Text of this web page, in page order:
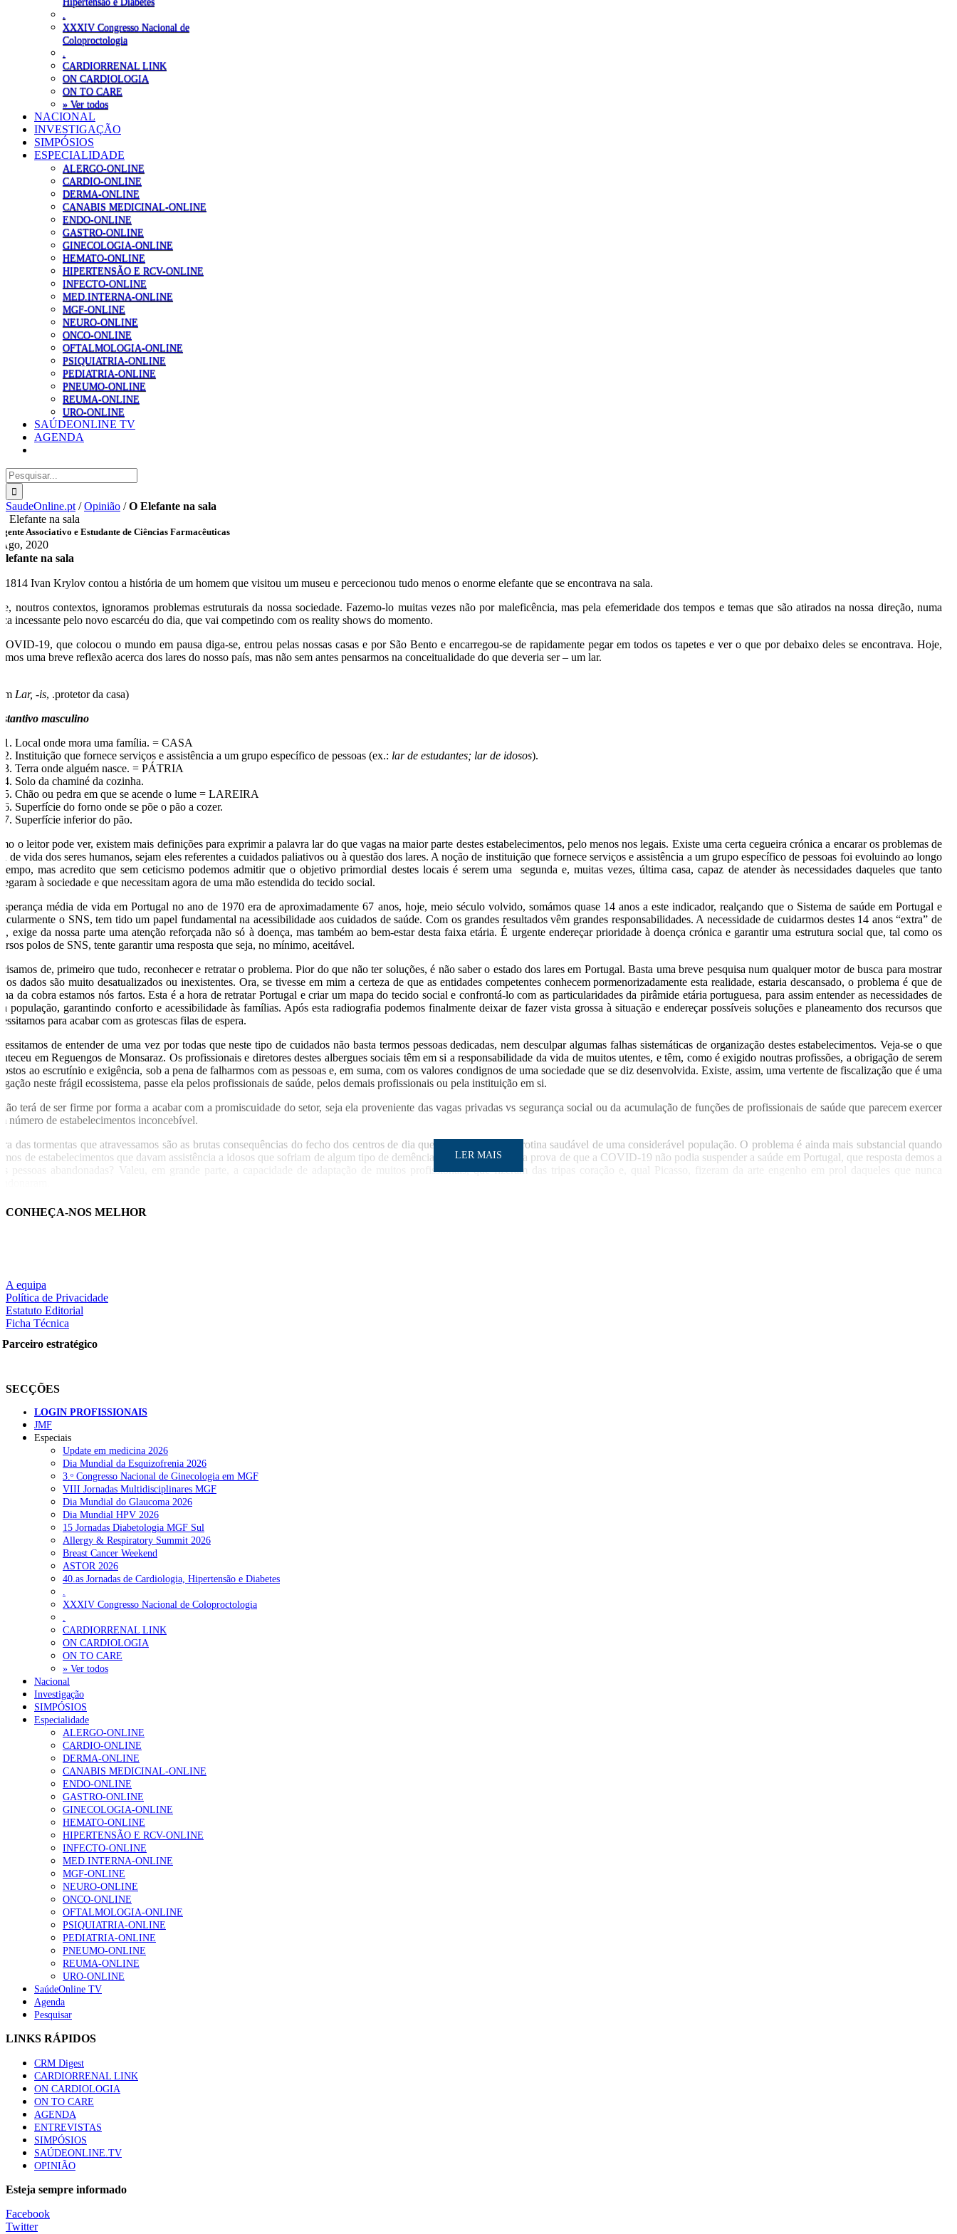
XXXIV Congresso Nacional de
Coloproctologia
CARDIORRENAL LINK
ON CARDIOLOGIA
ON TO CARE
» Ver todos
NACIONAL
INVESTIGAÇÃO
SIMPÓSIOS
ESPECIALIDADE
ALERGO-ONLINE
CARDIO-ONLINE
DERMA-ONLINE
CANABIS MEDICINAL-ONLINE
ENDO-ONLINE
GASTRO-ONLINE
GINECOLOGIA-ONLINE
HEMATO-ONLINE
HIPERTENSÃO E RCV-ONLINE
INFECTO-ONLINE
MED.INTERNA-ONLINE
MGF-ONLINE
NEURO-ONLINE
ONCO-ONLINE
OFTALMOLOGIA-ONLINE
PSIQUIATRIA-ONLINE
PEDIATRIA-ONLINE
PNEUMO-ONLINE
REUMA-ONLINE
URO-ONLINE
SAÚDEONLINE TV
AGENDA
Pesquisar
SaudeOnline.pt /Opinião /O Elefante na sala
Associativo e Estudante de Ciências Farmacêuticas
2020
na sala
1814 Ivan Krylov contou a história de um homem que visitou um museu e percecionou tudo menos o enorme elefante que se encontrava na sala.
noutros contextos, ignoramos problemas estruturais da nossa sociedade. Fazemo-lo muitas vezes não por maleficência, mas pela efemeridade dos tempos e temas que são atirados na nossa direção, numa
incessante pelo novo escarcéu do dia, que vai competindo com os reality shows do momento.
19, que colocou o mundo em pausa diga-se, entrou pelas nossas casas e por São Bento e encarregou-se de rapidamente pegar em todos os tapetes e ver o que por debaixo deles se encontrava. Hoje,
uma breve reflexão acerca dos lares do nosso país, mas não sem antes pensarmos na conceitualidade do que deveria ser – um lar.
Lar, -is, .protetor da casa)
masculino
Local onde mora uma família. = CASA
Instituição que fornece serviços e assistência a um grupo específico de pessoas (ex.: lar de estudantes; lar de idosos).
Terra onde alguém nasce. = PÁTRIA
Solo da chaminé da cozinha.
Chão ou pedra em que se acende o lume = LAREIRA
Superfície do forno onde se põe o pão a cozer.
Superfície inferior do pão.
o leitor pode ver, existem mais definições para exprimir a palavra lar do que vagas na maior parte destes estabelecimentos, pelo menos nos legais. Existe uma certa cegueira crónica a encarar os problemas de
de vida dos seres humanos, sejam eles referentes a cuidados paliativos ou à questão dos lares. A noção de instituição que fornece serviços e assistência a um grupo específico de pessoas foi evoluindo ao longo
mas acredito que sem ceticismo podemos admitir que o objetivo primordial destes locais é serem uma segunda e, muitas vezes, última casa, capaz de atender às necessidades daqueles que tanto
à sociedade e que necessitam agora de uma mão estendida do tecido social.
média de vida em Portugal no ano de 1970 era de aproximadamente 67 anos, hoje, meio século volvido, somámos quase 14 anos a este indicador, realçando que o Sistema de saúde em Portugal e
o SNS, tem tido um papel fundamental na acessibilidade aos cuidados de saúde. Com os grandes resultados vêm grandes responsabilidades. A necessidade de cuidarmos destes 14 anos “extra” de
exige da nossa parte uma atenção reforçada não só à doença, mas também ao bem-estar desta faixa etária. É urgente endereçar prioridade à doença crónica e garantir uma estrutura social que, tal como os
polos de SNS, tente garantir uma resposta que seja, no mínimo, aceitável.
de, primeiro que tudo, reconhecer e retratar o problema. Pior do que não ter soluções, é não saber o estado dos lares em Portugal. Basta uma breve pesquisa num qualquer motor de busca para mostrar
os dados são muito desatualizados ou inexistentes. Ora, se tivesse em mim a certeza de que as entidades competentes conhecem pormenorizadamente esta realidade, estaria descansado, o problema é que de
da cobra estamos nós fartos. Esta é a hora de retratar Portugal e criar um mapa do tecido social e confrontá-lo com as particularidades da pirâmide etária portuguesa, para assim entender as necessidades de
população, garantindo conforto e acessibilidade às famílias. Após esta radiografia podemos finalmente deixar de fazer vista grossa à situação e endereçar possíveis soluções e planeamento dos recursos que
para acabar com as grotescas filas de espera.
de entender de uma vez por todas que neste tipo de cuidados não basta termos pessoas dedicadas, nem desculpar algumas falhas sistemáticas de organização destes estabelecimentos. Veja-se o que
em Reguengos de Monsaraz. Os profissionais e diretores destes albergues sociais têm em si a responsabilidade da vida de muitos utentes, e têm, como é exigido noutras profissões, a obrigação de serem
ao escrutínio e exigência, sob a pena de falharmos com as pessoas e, em suma, com os valores condignos de uma sociedade que se diz desenvolvida. Existe, assim, uma vertente de fiscalização que é uma
neste frágil ecossistema, passe ela pelos profissionais de saúde, pelos demais profissionais ou pela instituição em si.
terá de ser firme por forma a acabar com a promiscuidade do setor, seja ela proveniente das vagas privadas vs segurança social ou da acumulação de funções de profissionais de saúde que parecem exercer
número de estabelecimentos inconcebível.
das tormentas que atravessamos são as brutas consequências do fecho dos centros de dia que asseguravam uma rotina saudável de uma considerável população. O problema é ainda mais substancial quando
de estabelecimentos que davam assistência a idosos que sofriam de algum tipo de demência. Mais uma vez, uma prova de que a COVID-19 não podia suspender a saúde em Portugal, que resposta demos a
pessoas abandonadas? Valeu, em grande parte, a capacidade de adaptação de muitos profissionais, que fizeram das tripas coração e, qual Picasso, fizeram da arte engenho em prol daqueles que nunca
me desabafar que, depois de tanto tempo a discutir a eutanásia, sinto que pusemos muito mais o ónus na dignidade de morrer do que na dignidade de viver os últimos anos de vida com alguma qualidade, não
os temas se confundam, mas tenho em mim que não deveríamos discutir os assuntos estruturais avulso, mas, sim, discutir a humanização dos cuidados e da dignidade humana.
RECENTES
ULS de Coimbra estreia cirurgia endoscópica do ouvido com apoio robótico em Portugal
Enfermeiros exigem esclarecimentos sobre eventual gestão privada da ULS do Algarve
Ordem dos Médicos alerta para riscos no novo sistema de acesso a consultas e cirurgias
Portugal está a formar os médicos de que precisa? 6 de Agosto, 2026
MAIS LIDAS
Enfermagem Forense. “Da urgência ao tribunal, cada gesto conta e cada profissional faz a diferença”
202 visualizações
Alguns milhares de utentes podem ficar sem médico de família com nova regras do registo, alerta associação
155 visualizações
1.º Episódio do Podcast “Frequência Cardio – Sintoniza-te na Insuficiência Cardíaca” da Bayer
99 visualizações
“Os programas de rastreio do cancro do pulmão são custo-efetivos e representam um investimento sustentável para os sistemas de saúde”
88 visualizações
Quase quatro em cada dez doentes com enfarte apresentavam níveis elevados de Lp(a), revela estudo
86 visualizações
Trodelvy aprovado para primeira linha no cancro da mama triplo negativo metastático em doentes não elegíveis para inibidores PD-(L)1
61 visualizações
LER MAIS
CONHEÇA-NOS MELHOR
A equipa
Política de Privacidade
Estatuto Editorial
Ficha Técnica
Parceiro estratégico
SECÇÕES
LOGIN PROFISSIONAIS
JMF
Especiais
Update em medicina 2026
Dia Mundial da Esquizofrenia 2026
3.ᵒ Congresso Nacional de Ginecologia em MGF
VIII Jornadas Multidisciplinares MGF
Dia Mundial do Glaucoma 2026
Dia Mundial HPV 2026
15 Jornadas Diabetologia MGF Sul
Allergy & Respiratory Summit 2026
Breast Cancer Weekend
ASTOR 2026
40.as Jornadas de Cardiologia, Hipertensão e Diabetes
.
XXXIV Congresso Nacional de Coloproctologia
.
CARDIORRENAL LINK
ON CARDIOLOGIA
ON TO CARE
» Ver todos
Nacional
Investigação
SIMPÓSIOS
Especialidade
ALERGO-ONLINE
CARDIO-ONLINE
DERMA-ONLINE
CANABIS MEDICINAL-ONLINE
ENDO-ONLINE
GASTRO-ONLINE
GINECOLOGIA-ONLINE
HEMATO-ONLINE
HIPERTENSÃO E RCV-ONLINE
INFECTO-ONLINE
MED.INTERNA-ONLINE
MGF-ONLINE
NEURO-ONLINE
ONCO-ONLINE
OFTALMOLOGIA-ONLINE
PSIQUIATRIA-ONLINE
PEDIATRIA-ONLINE
PNEUMO-ONLINE
REUMA-ONLINE
URO-ONLINE
SaúdeOnline TV
Agenda
Pesquisar
LINKS RÁPIDOS
CRM Digest
CARDIORRENAL LINK
ON CARDIOLOGIA
ON TO CARE
AGENDA
ENTREVISTAS
SIMPÓSIOS
SAÚDEONLINE.TV
OPINIÃO
Esteja sempre informado
Facebook
Twitter